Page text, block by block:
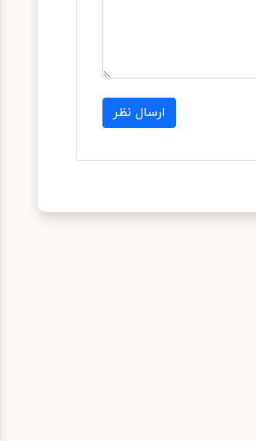
ارسال نظر